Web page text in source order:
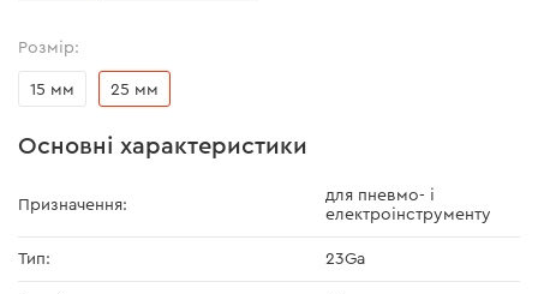
Розмір:
15 мм 25 мм
Основні характеристики
Призначення:
для пневмо- і
електроінструменту
Тип: 23Ga